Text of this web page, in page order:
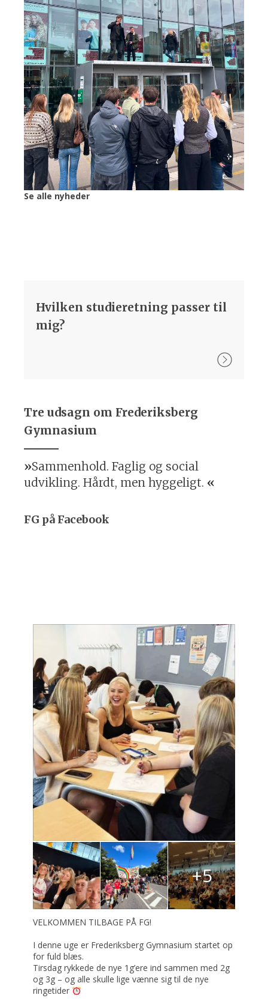
Se alle nyheder
Hvilken studieretning passer til
mig?
Tre udsagn om Frederiksberg
Gymnasium
Sammenhold. Faglig og social
udvikling. Hårdt, men hyggeligt.
FG på Facebook
+5
VELKOMMEN TILBAGE PÅ FG!
I denne uge er Frederiksberg Gymnasium startet op
for fuld blæs.
Tirsdag rykkede de nye 1g’ere ind sammen med 2g
og 3g – og alle skulle lige vænne sig til de nye
ringetider